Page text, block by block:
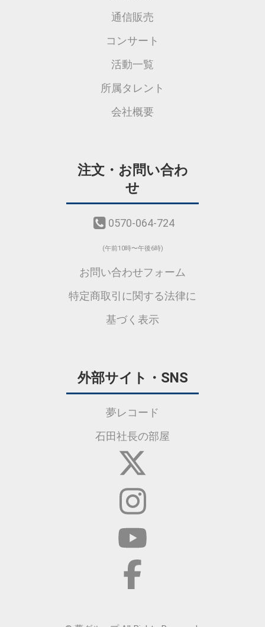
通信販売
コンサート
活動一覧
所属タレント
会社概要
注文・お問い合わ
せ
0570-064-724
(午前10時〜午後6時)
お問い合わせフォーム
特定商取引に関する法律に
基づく表示
外部サイト・SNS
夢レコード
石田社長の部屋